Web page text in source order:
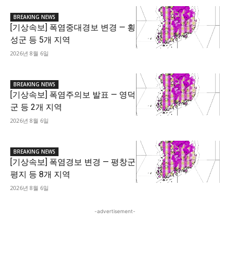
BREAKING NEWS
[기상속보] 폭염중대경보 변경 — 횡
성군 등 5개 지역
2026년 8월 6일
BREAKING NEWS
[기상속보] 폭염주의보 발표 — 영덕
군 등 2개 지역
2026년 8월 6일
BREAKING NEWS
[기상속보] 폭염경보 변경 — 평창군
평지 등 8개 지역
2026년 8월 6일
-advertisement-